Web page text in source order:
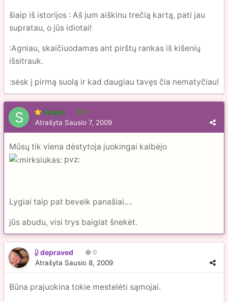
šiaip iš istorijos : Aš jum aiškinu trečią kartą, pati jau
supratau, o jūs idiotai!
:Agniau, skaičiuodamas ant pirštų rankas iš kišenių
išsitrauk.
:sėsk į pirmą suolą ir kad daugiau tavęs čia nematyčiau!
Snapė 13
Atrašyta Sausio 7, 2009
Mūsų tik viena dėstytoja juokingai kalbėjo
pvz:
Lygiai taip pat beveik panašiai....
jūs abudu, visi trys baigiat šnekėt.
depraved 0
Atrašyta Sausio 8, 2009
Būna prajuokina tokie mestelėti sąmojai.